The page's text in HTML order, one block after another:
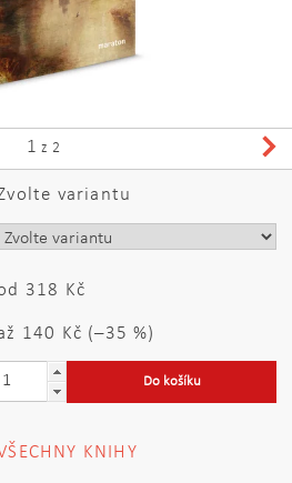
1 z 2
variantu
318 Kč
140 Kč (–35 %)
KNIHY